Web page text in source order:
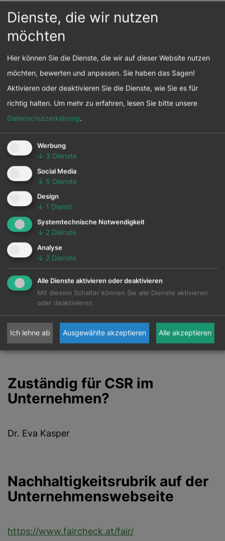
Aktivitäten und Maßnahmen
im Bereich CSR und
Nachhaltigkeit
Folgende Aktivitäten gibt es seit Anbeginn, weitere
sind nach und nach dazugekommen:
der Mensch steht im Mittelpunkt
papierloses Büro
Berichte und Gutachten in elektronischer Form
Work where you live - eine effiziente
Bürokommunikation macht es möglich
faircheck Campus - lebenslanges Lernen in der
Firma
Videobegutachtung von Sachschäden statt
Begutachtung vor Ort und (echte) digitale
Prozesse, wo sinnvoll und möglich.
Weiterfairwertung von Wirtschaftsgütern
(Upcycling von Schadenware,
Weiterverwertung von E-Geräten)
fairLesen in Kooperation mit Schulen aus der
Umgebung
Zuständig für CSR im
Unternehmen?
Dr. Eva Kasper
Nachhaltigkeitsrubrik auf der
Unternehmenswebseite
https://www.faircheck.at/fair/
Dienste, die wir nutzen
möchten
Hier können Sie die Dienste, die wir auf dieser Website nutzen
möchten, bewerten und anpassen. Sie haben das Sagen!
Aktivieren oder deaktivieren Sie die Dienste, wie Sie es für
richtig halten. Um mehr zu erfahren, lesen Sie bitte unsere
Datenschutzerklärung.
Werbung
↓ 3 Dienste
Social Media
↓ 5 Dienste
Design
↓ 1 Dienst
Systemtechnische Notwendigkeit
↓ 2 Dienste
Analyse
↓ 2 Dienste
Alle Dienste aktivieren oder deaktivieren
Mit diesem Schalter können Sie alle Dienste aktivieren
oder deaktivieren.
Ich lehne ab Ausgewählte akzeptieren Alle akzeptieren